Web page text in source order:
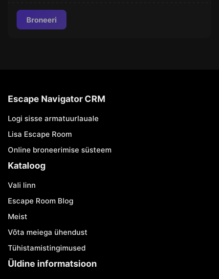
Broneeri
Escape Navigator CRM
Logi sisse armatuurlauale
Lisa Escape Room
Online broneerimise süsteem
Kataloog
Vali linn
Escape Room Blog
Meist
Võta meiega ühendust
Tühistamistingimused
Üldine informatsioon